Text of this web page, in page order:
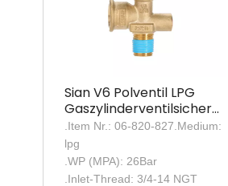
Sian V6 Polventil LPG
Gaszylinderventilsicherheit
LPG Polventil
.Item Nr.: 06-820-827.Medium:
lpg
.WP (MPA): 26Bar
.Inlet-Thread: 3/4-14 NGT